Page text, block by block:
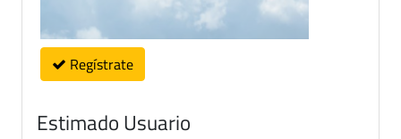
Regístrate
Estimado Usuario